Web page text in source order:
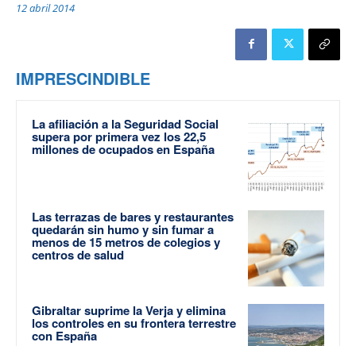
12 abril 2014
IMPRESCINDIBLE
La afiliación a la Seguridad Social
supera por primera vez los 22,5
millones de ocupados en España
Las terrazas de bares y restaurantes
quedarán sin humo y sin fumar a
menos de 15 metros de colegios y
centros de salud
Gibraltar suprime la Verja y elimina
los controles en su frontera terrestre
con España